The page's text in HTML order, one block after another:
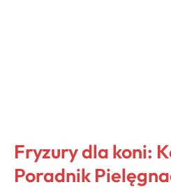
Fryzury dla koni:
Poradnik